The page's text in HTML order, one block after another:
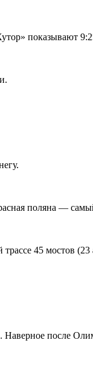
показывают
поляна —
трассе 45
после